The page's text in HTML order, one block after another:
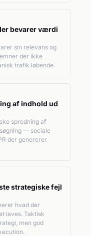
bevarer værdi
sin relevans og
der ikke
trafik løbende.
af indhold ud
spredning af
— sociale
der genererer
strategiske fejl
hvad der
laves. Taktisk
men god